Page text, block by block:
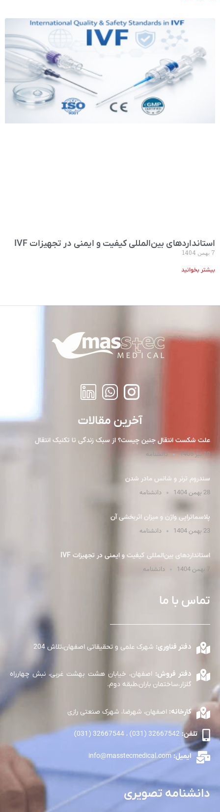
استانداردهای بین‌المللی کیفیت و ایمنی در تجهیزات IVF
7 بهمن 1404
بیشتر بخوانید
آخرین مقالات
علت شکست انتقال جنین چیست؟ از سبک زندگی تا تکنیک انتقال
10 تیر 1405 دانشنامه
سندروم ترنر و شانس مادر شدن
28 بهمن 1404 دانشنامه
پلاسما‌تراپی واژن و میزان اثربخشی آن
23 بهمن 1404 دانشنامه
استانداردهای بین‌المللی کیفیت و ایمنی در تجهیزات IVF
7 بهمن 1404 دانشنامه
تماس با ما
دفتر فناوری: شهرک علمی و تحقیقاتی اصفهان،تلاش 204
دفتر فروش: اصفهان، خیابان هشت بهشت غربی، نبش چهارراه
گلزار،ساختمان باران،طبقه دوم.
کارخانه: اصفهان، شهرضا، شهرک صنعتی رازی
تلفن:
ایمیل:info@masstecmedical.com
دانشنامه تصویری